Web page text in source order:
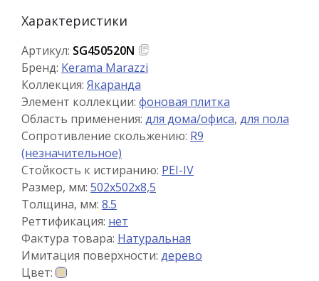
Характеристики
Артикул: SG450520N
Бренд: Kerama Marazzi
Коллекция: Якаранда
Элемент коллекции: фоновая плитка
Область применения: для дома/офиса, для пола
Сопротивление скольжению: R9
(незначительное)
Стойкость к истиранию: PEI-IV
Размер, мм: 502x502x8,5
Толщина, мм: 8.5
Реттификация: нет
Фактура товара: Натуральная
Имитация поверхности: дерево
Цвет: